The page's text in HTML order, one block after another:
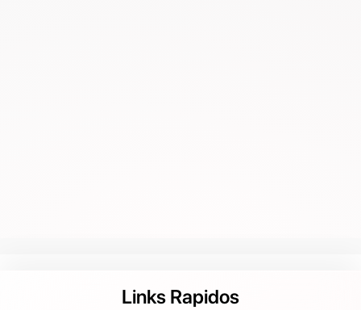
Links Rapidos